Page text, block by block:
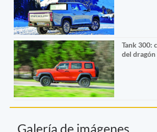
Tank 300:
del dragón
Galería de imágenes